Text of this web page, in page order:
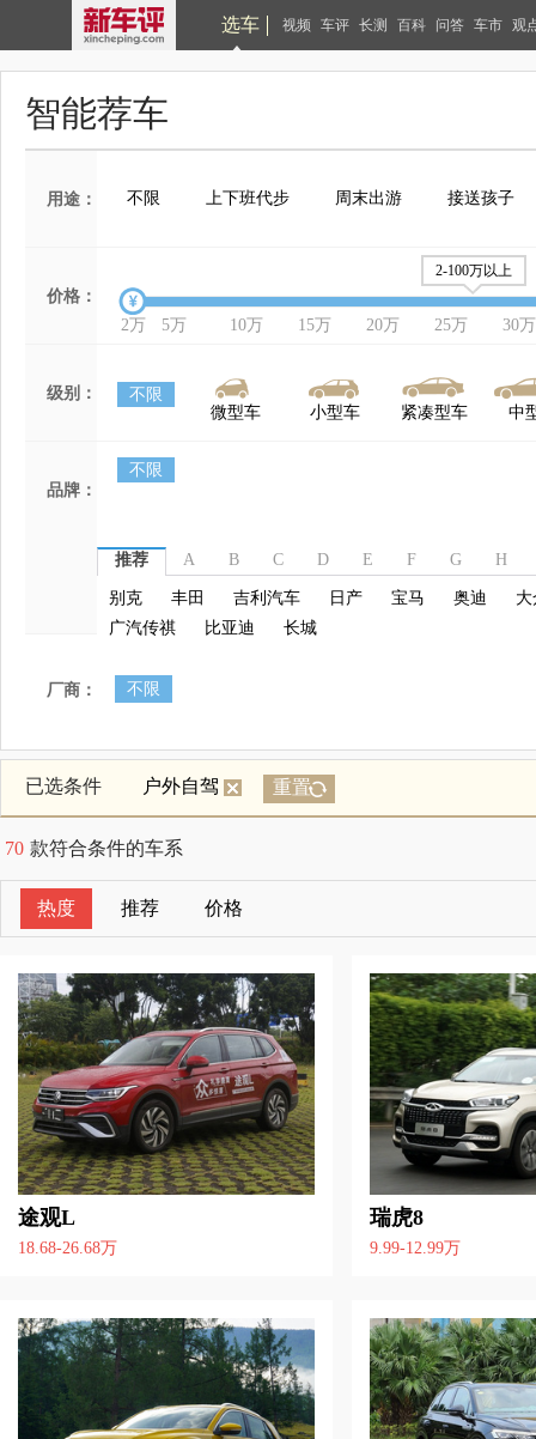
选车 视频 车评 长测 百科 问答 车市 观
智能荐车
用途： 不限 上下班代步 周末出游 接送孩子
价格：
2-100万以上
2万 5万 10万 15万 20万 25万 30万
级别：
不限
微型车
小型车 紧凑型车 中
品牌：
不限
推荐 A B C D E F G H
别克 丰田 吉利汽车 日产 宝马 奥迪
大
广汽传祺
比亚迪 长城
厂商： 不限
已选条件 户外自驾 重置
70 款符合条件的车系
热度 推荐 价格
途观L
18.68-26.68万
瑞虎8
9.99-12.99万